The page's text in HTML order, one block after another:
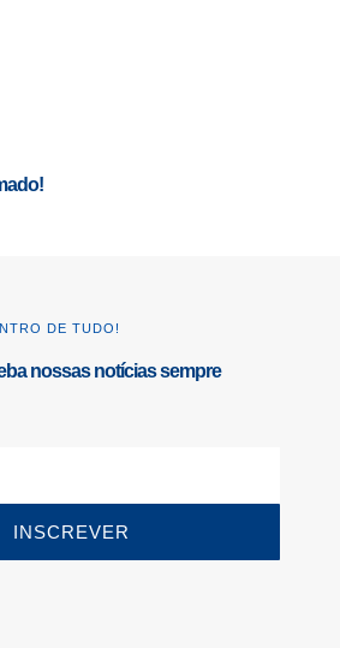
DE TUDO!
nossas notícias sempre
INSCREVER